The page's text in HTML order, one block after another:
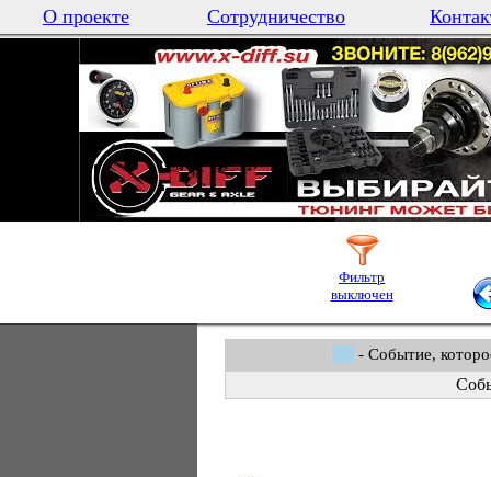
О проекте Сотрудничество
Фильтр
выключен
- Событие,